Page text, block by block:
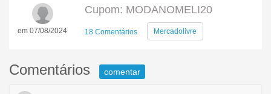
em 07/08/2024
Cupom: MODANOMELI20
18 Comentários Mercadolivre
Comentários comentar